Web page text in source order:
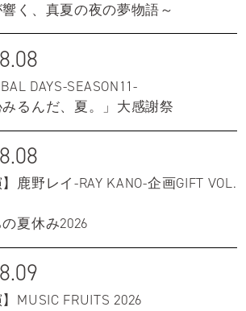
響く、真夏の夜の夢物語～
DAYS-SEASON11-
みるんだ、夏。」大感謝祭
】鹿野レイ-RAY KANO-企画GIFT VOL.
夏休み2026
】MUSIC FRUITS 2026